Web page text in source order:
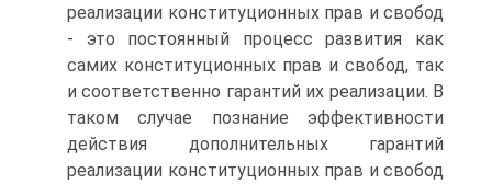
реализации конституционных прав и свобод
- это постоянный процесс развития как
самих конституционных прав и свобод, так
и соответственно гарантий их реализации. В
таком случае познание эффективности
действия дополнительных гарантий
реализации конституционных прав и свобод